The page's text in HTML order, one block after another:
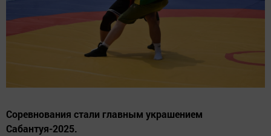
Соревнования стали главным украшением
Сабантуя-2025.